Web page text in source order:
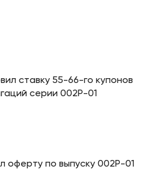
ставку 55-66-го купонов
серии 002Р-01
оферту по выпуску 002Р-01